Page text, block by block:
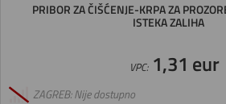
PRIBOR ZA ČIŠĆENJE-KRPA ZA
ISTEKA ZALIHA
VPC:1,31 eur
ZAGREB: Nije dostupno